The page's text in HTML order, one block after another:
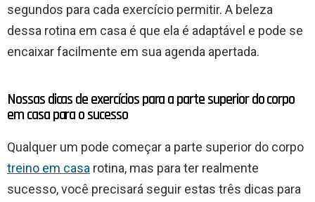
segundos para cada exercício permitir. A beleza
dessa rotina em casa é que ela é adaptável e pode se
encaixar facilmente em sua agenda apertada.
Nossas dicas de exercícios para a parte superior do corpo
em casa para o sucesso
Qualquer um pode começar a parte superior do corpo
treino em casa rotina, mas para ter realmente
sucesso, você precisará seguir estas três dicas para